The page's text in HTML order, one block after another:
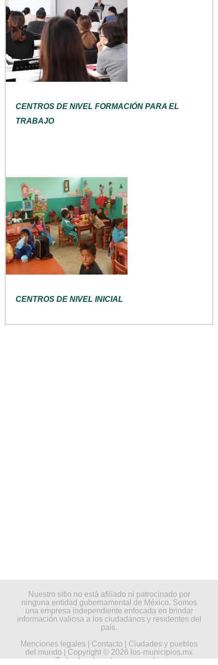
CENTROS DE NIVEL FORMACIÓN PARA EL
TRABAJO
CENTROS DE NIVEL INICIAL
Nuestro sitio no está afiliado ni patrocinado por
ninguna entidad gubernamental de México. Somos
una empresa independiente enfocada en brindar
información valiosa a los ciudadanos y residentes del
país.
Menciones legales
Contacto
Ciudades y pueblos
del mundo | Copyright © 2026 los-municipios.mx
Todos los derechos reservados